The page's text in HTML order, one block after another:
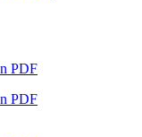
PDF
PDF